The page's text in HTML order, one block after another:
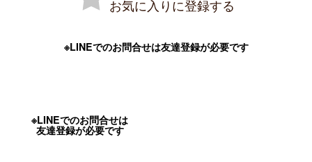
お気に入りに登録する
※LINEでのお問合せは友達登録が必要です
※LINEでのお問合せは
友達登録が必要です